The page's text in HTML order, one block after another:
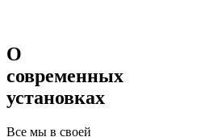
О
современных
установках
Все мы в своей